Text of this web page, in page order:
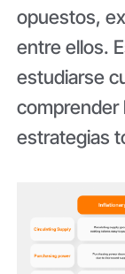
opuestos,
entre ellos.
estudiarse
comprender
estrategias